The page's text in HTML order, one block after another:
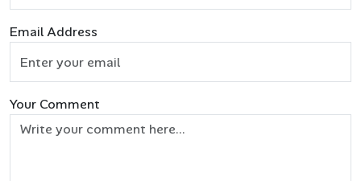
Email Address
Your Comment